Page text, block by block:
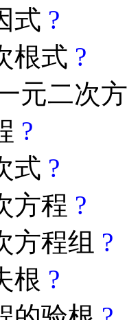
式 ?
根式 ?
元二次
?
式 ?
方程 ?
方程组 ?
根 ?